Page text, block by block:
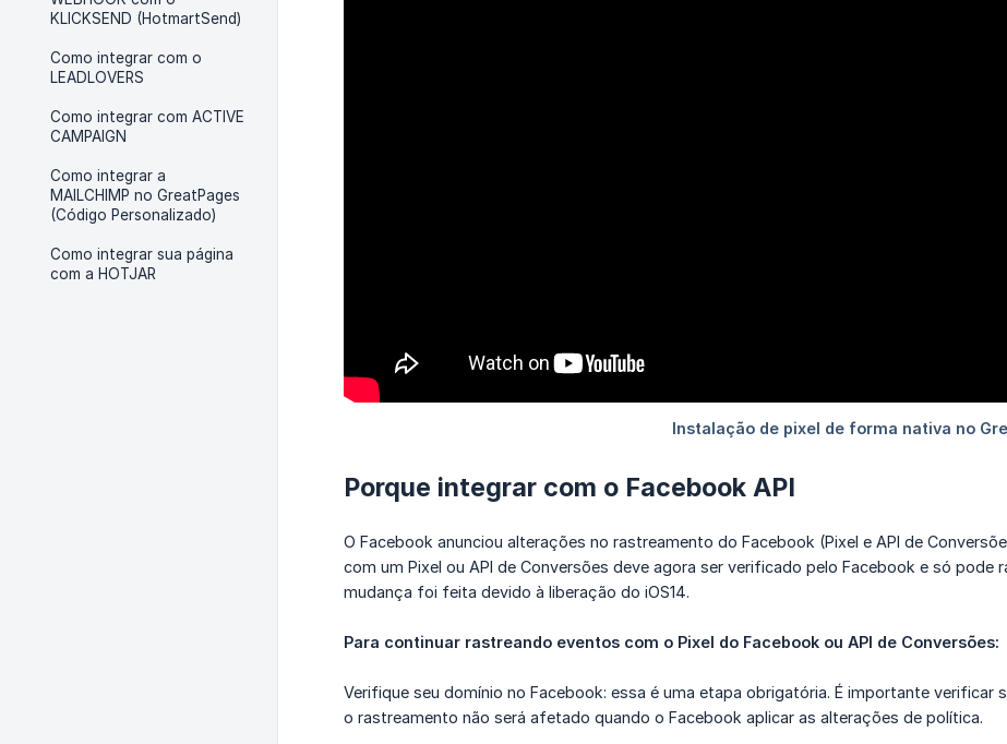
KLICKSEND (HotmartSend)
Como integrar com o
LEADLOVERS
Como integrar com ACTIVE
CAMPAIGN
Como integrar a
MAILCHIMP no GreatPages
(Código Personalizado)
Como integrar sua página
com a HOTJAR
Porque integrar com o Facebook API
O Facebook anunciou alterações no rastreamento do Facebook (Pixel e API de
com um Pixel ou API de Conversões deve agora ser verificado pelo Facebook e só
mudança foi feita devido à liberação do iOS14.
Para continuar rastreando eventos com o Pixel do Facebook ou API de Conversões:
Verifique seu domínio no Facebook: essa é uma etapa obrigatória. É importante verificar
o rastreamento não será afetado quando o Facebook aplicar as alterações de política.